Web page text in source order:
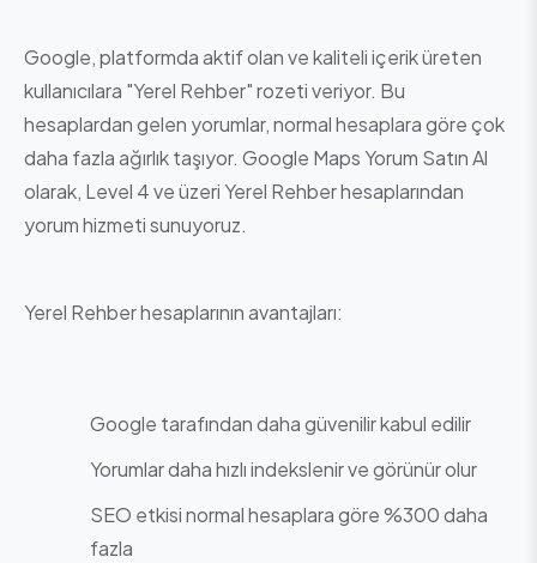
Google, platformda aktif olan ve kaliteli içerik üreten
kullanıcılara "Yerel Rehber" rozeti veriyor. Bu
hesaplardan gelen yorumlar, normal hesaplara göre çok
daha fazla ağırlık taşıyor. Google Maps Yorum Satın Al
olarak, Level 4 ve üzeri Yerel Rehber hesaplarından
yorum hizmeti sunuyoruz.
Yerel Rehber hesaplarının avantajları:
Google tarafından daha güvenilir kabul edilir
Yorumlar daha hızlı indekslenir ve görünür olur
SEO etkisi normal hesaplara göre %300 daha
fazla